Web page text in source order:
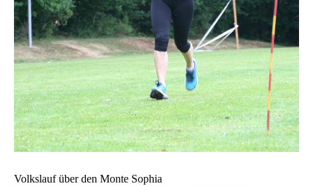
Volkslauf über den Monte Sophia